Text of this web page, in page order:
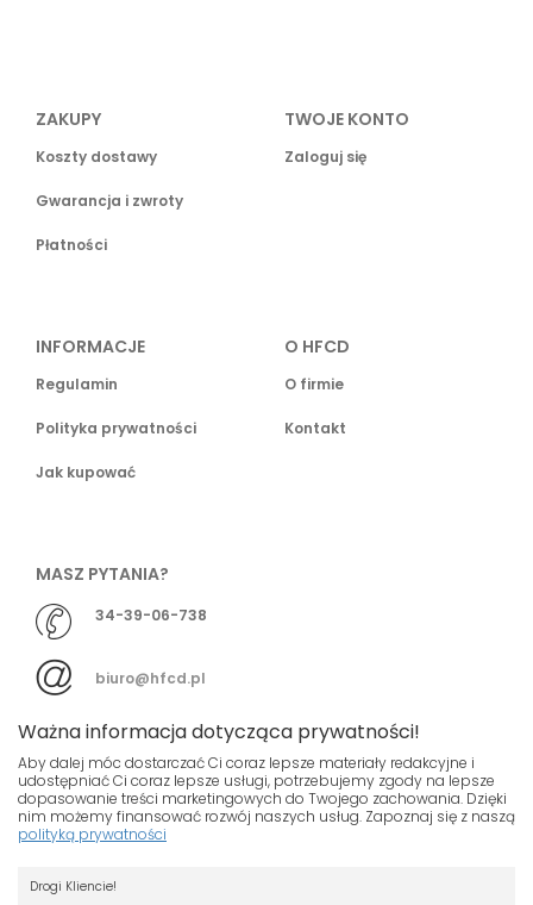
ZAKUPY
Koszty dostawy
Gwarancja i zwroty
Płatności
TWOJE KONTO
Zaloguj się
INFORMACJE
Regulamin
Polityka prywatności
Jak kupować
O HFCD
O firmie
Kontakt
MASZ PYTANIA?
34-39-06-738
biuro@hfcd.pl
© HFCD - HF Centrum Dystrybucyjne- Wszelkie prawa
Ważna informacja dotycząca prywatności!
Aby dalej móc dostarczać Ci coraz lepsze materiały redakcyjne i
udostępniać Ci coraz lepsze usługi, potrzebujemy zgody na lepsze
dopasowanie treści marketingowych do Twojego zachowania. Dzięki
nim możemy finansować rozwój naszych usług. Zapoznaj się z naszą
polityką prywatności
Drogi Kliencie!